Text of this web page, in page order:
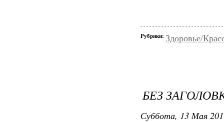
Рубрики: Здоровье/
БЕЗ
Суббота, 13 Мая